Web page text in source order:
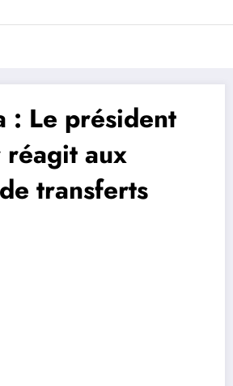
Trivela
L'actualité du football
: Le président
aux
transferts